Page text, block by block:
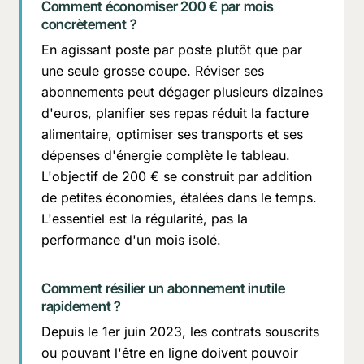
Comment économiser 200 € par mois
concrètement ?
En agissant poste par poste plutôt que par
une seule grosse coupe. Réviser ses
abonnements peut dégager plusieurs dizaines
d'euros, planifier ses repas réduit la facture
alimentaire, optimiser ses transports et ses
dépenses d'énergie complète le tableau.
L'objectif de 200 € se construit par addition
de petites économies, étalées dans le temps.
L'essentiel est la régularité, pas la
performance d'un mois isolé.
Comment résilier un abonnement inutile
rapidement ?
Depuis le 1er juin 2023, les contrats souscrits
ou pouvant l'être en ligne doivent pouvoir